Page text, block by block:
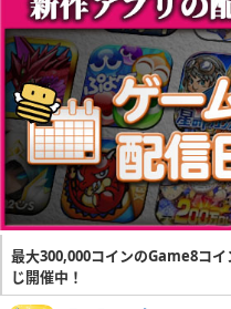
最大300,000コインのGame8コ
じ開催中！